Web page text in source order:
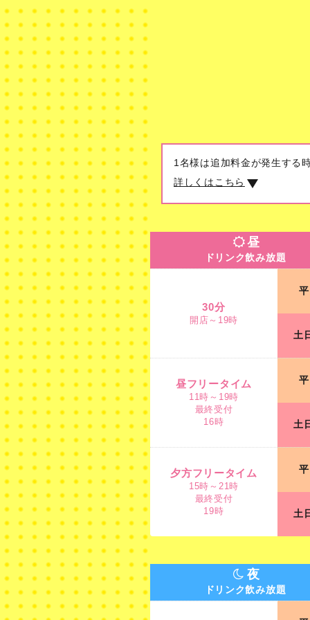
1名様は追加料金が発生する
詳しくはこちら
最終受付
16時
最終受付
19時
昼
ドリンク飲み放題
30分
開店～19時
土
昼フリータイム
11時～19時
最終受付
16時
土
夕方フリータイム
15時～21時
最終受付
19時
土
夜
ドリンク飲み放題